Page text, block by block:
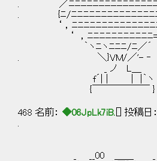
. ／ﾆﾆﾆﾆﾆﾆﾆﾆﾆﾆﾆﾆﾆﾆﾆ
. {ﾆ/ﾆﾆﾆﾆﾆﾆﾆﾆﾆﾆﾆﾆﾆﾆﾆ
‘ ，ﾆﾆﾆﾆﾆﾆﾆﾆﾆﾆﾆﾆﾆﾆﾆ
‘ ，ﾆﾆﾆﾆﾆﾆﾆﾆﾆﾆﾆ
｀ヽﾆヽﾆﾆﾆ/ﾆ／´
. ＼}VM/／'- ‐
_ ノ L＿
f´| | | |｀ヽ
{￣￣￣￣￣￣ }
468 名前： ◆06JpLk7iB. [] 投稿日
_ __00 ＿＿ _